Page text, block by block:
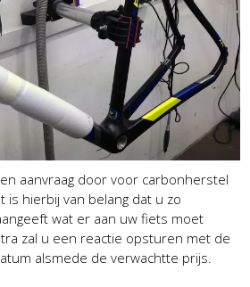
aanvraag door voor carbonherstel
is hierbij van belang dat u zo
wat er aan uw fiets moet
zal u een reactie opsturen met de
alsmede de verwachtte prijs.